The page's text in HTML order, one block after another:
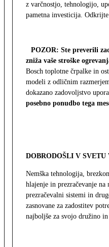
z varčnostjo, tehnologijo,
pametna investicija.
POZOR: Ste preverili
zniža vaše stroške
Bosch toplotne črpalke in
modeli z odličnim
dokazano zadovoljstvo
posebno ponudbo tega
DOBRODOŠLI V
Nemška tehnologija,
hlajenje in prezračevanje
prezračevalni sistemi in
zasnovane za zadostitev
najboljše za svojo družino